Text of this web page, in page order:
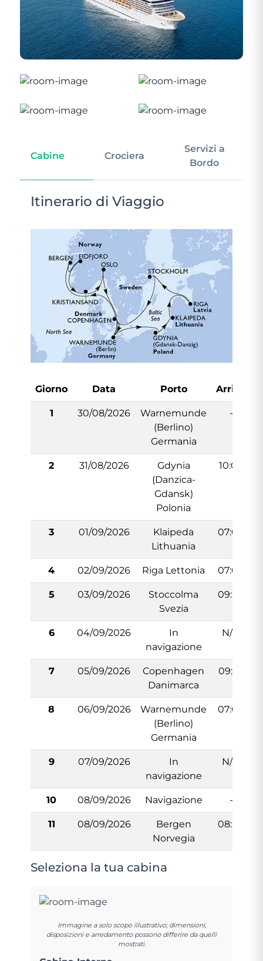
Cabine Crociera
Servizi a
Bordo
Itinerario di Viaggio
Giorno Data Porto Arrivo
1 30/08/2026
Warnemunde
(Berlino)
Germania
-
2 31/08/2026
Gdynia
(Danzica-
Gdansk)
Polonia
10:00
3 01/09/2026
Klaipeda
Lithuania
07:00
4 02/09/2026 Riga Lettonia 07:00
5 03/09/2026
Stoccolma
Svezia
09:00
6 04/09/2026
In
navigazione
N/:A
7 05/09/2026
Copenhagen
Danimarca
09:30
8 06/09/2026
Warnemunde
(Berlino)
Germania
07:00
9 07/09/2026
In
navigazione
N/:A
10 08/09/2026 Navigazione -
11 08/09/2026
Bergen
Norvegia
08:00
Seleziona la tua cabina
Immagine a solo scopo illustrativo; dimensioni,
disposizioni e arredamento possono differire da quelli
mostrati.